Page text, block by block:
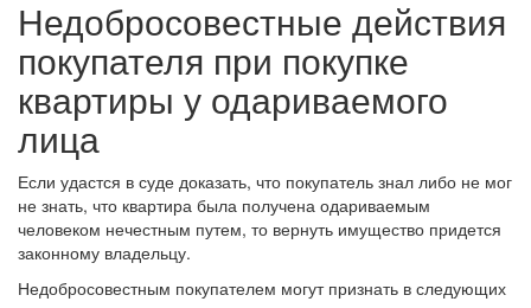
Недобросовестные действия
покупателя при покупке
квартиры у одариваемого
лица
Если удастся в суде доказать, что покупатель знал либо не мог
не знать, что квартира была получена одариваемым
человеком нечестным путем, то вернуть имущество придется
законному владельцу.
Недобросовестным покупателем могут признать в следующих